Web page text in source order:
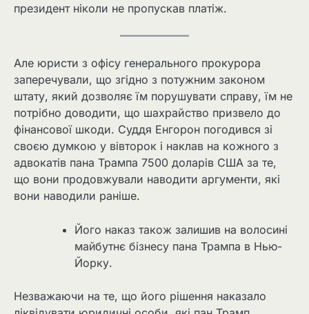
президент ніколи не пропускав платіж.
Але юристи з офісу генерального прокурора
заперечували, що згідно з потужним законом
штату, який дозволяє їм порушувати справу, їм не
потрібно доводити, що шахрайство призвело до
фінансової шкоди. Суддя Енгорон погодився зі
своєю думкою у вівторок і наклав на кожного з
адвокатів пана Трампа 7500 доларів США за те,
що вони продовжували наводити аргументи, які
вони наводили раніше.
Його наказ також залишив на волосині
майбутнє бізнесу пана Трампа в Нью-
Йорку.
Незважаючи на те, що його рішення наказало